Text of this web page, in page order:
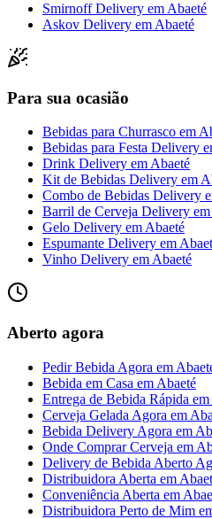
Smirnoff Delivery em Abaeté
Askov Delivery em Abaeté
Para sua ocasião
Bebidas para Churrasco em
Bebidas para Festa Delivery
Drink Delivery emAbaeté
Kit de Bebidas Delivery em
Combo de Bebidas Delivery
Barril de Cerveja Delivery em
Gelo Delivery emAbaeté
Espumante Delivery em
Vinho Delivery emAbaeté
Aberto agora
Pedir Bebida Agora em
Bebida em Casa em Abaeté
Entrega de Bebida Rápida em
Cerveja Gelada Agora em
Bebida Delivery Agora em
Onde Comprar Cerveja em
Delivery de Bebida Aberto
Distribuidora Aberta em
Conveniência Aberta em
Distribuidora Perto de Mim